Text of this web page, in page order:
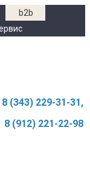
b2b
8 (343) 229-31-31,
8 (912) 221-22-98